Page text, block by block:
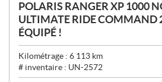
POLARIS RANGER XP 1000
ULTIMATE RIDE COMMAND
ÉQUIPÉ !
Kilométrage : 6 113 km
# inventaire : UN-2572